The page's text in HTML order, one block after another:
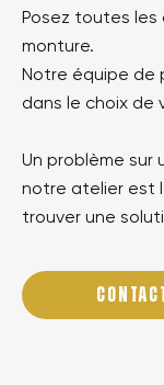
Posez toutes
monture.
Notre équipe de
dans le choix de
Un problème sur
notre atelier est
trouver une